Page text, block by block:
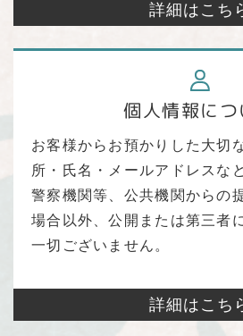
詳細はこち
個人情報につ
お客様からお預かりした大切
所・氏名・メールアドレスな
警察機関等、公共機関からの
場合以外、公開または第三者
一切ございません。
詳細はこち